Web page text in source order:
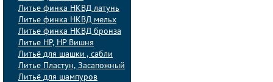
Литье финка НКВД латунь
Литье финка НКВД мельх
Литье финка НКВД бронза
Литье НР, НР Вишня
Литьё для шашки , сабли
Литье Пластун, Засапожный
Литьё для шампуров